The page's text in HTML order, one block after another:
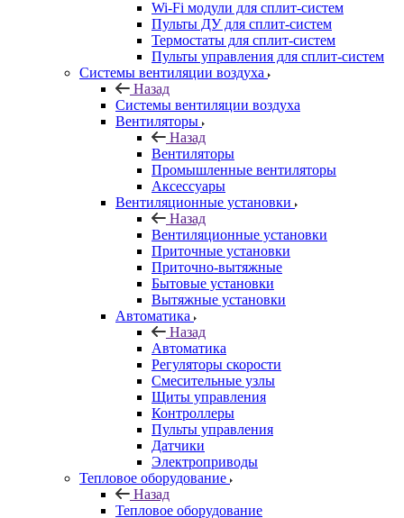
Wi-Fi модули для сплит-систем
Пульты ДУ для сплит-систем
Термостаты для сплит-систем
Пульты управления для сплит-систем
Системы вентиляции воздуха
Назад
Системы вентиляции воздуха
Вентиляторы
Назад
Вентиляторы
Промышленные вентиляторы
Аксессуары
Вентиляционные установки
Назад
Вентиляционные установки
Приточные установки
Приточно-вытяжные
Бытовые установки
Вытяжные установки
Автоматика
Назад
Автоматика
Регуляторы скорости
Смесительные узлы
Щиты управления
Контроллеры
Пульты управления
Датчики
Электроприводы
Тепловое оборудование
Назад
Тепловое оборудование